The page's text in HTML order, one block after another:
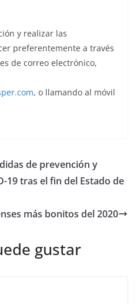
y realizar las
preferentemente a través
de correo electrónico,
, o llamando al móvil
de prevención y
19 tras el fin del Estado de
más bonitos del 2020
gustar